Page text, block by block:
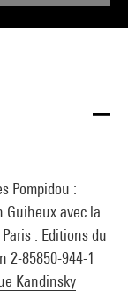
Pompidou :
Guiheux avec la
: Editions du
2-85850-944-1
Kandinsky